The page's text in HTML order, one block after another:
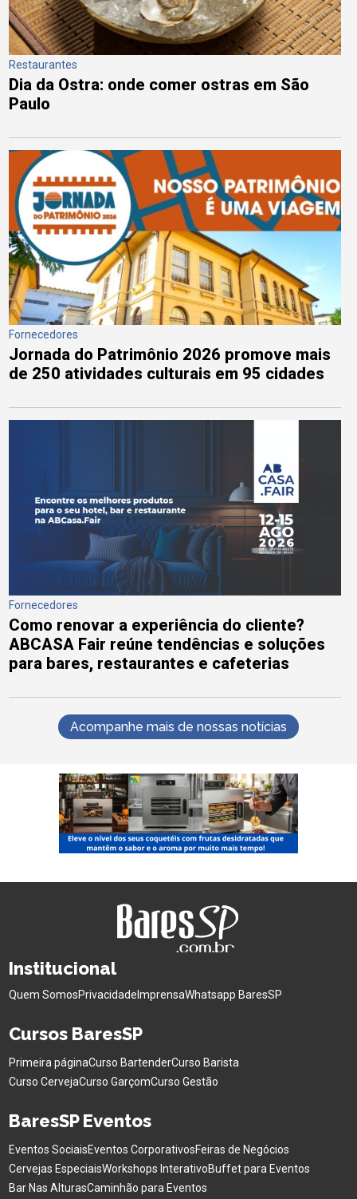
Restaurantes
Dia da Ostra: onde comer ostras em São
Paulo
Fornecedores
Jornada do Patrimônio 2026 promove mais
de 250 atividades culturais em 95 cidades
Fornecedores
Como renovar a experiência do cliente?
ABCASA Fair reúne tendências e soluções
para bares, restaurantes e cafeterias
Acompanhe mais de nossas notícias
Institucional
Quem SomosPrivacidade ImprensaWhatsapp BaresSP
Cursos BaresSP
Primeira páginaCurso BartenderCurso Barista
Curso CervejaCurso GarçomCurso Gestão
BaresSP Eventos
Eventos SociaisEventos CorporativosFeiras de Negócios
Cervejas EspeciaisWorkshops InterativoBuffet para Eventos
Bar Nas AlturasCaminhão para Eventos